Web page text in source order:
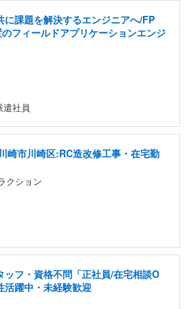
に課題を解決するエンジニアへ/FP
フィールドアプリケーションエンジ
社員
崎市川崎区:RC造改修工事・在宅勤
クション
ッフ・資格不問「正社員/在宅相談O
活躍中・未経験歓迎